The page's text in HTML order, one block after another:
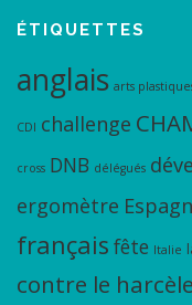
ÉTIQUETTES
anglais arts
CDI challenge
cross DNB délégués
ergomètre
français fête Italie
contre le